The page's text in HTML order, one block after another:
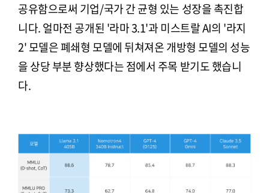
공유함으로써 기업/국가 간 균형 있는 성장을 촉진합
니다. 얼마전 공개된 '라마 3.1'과 미스트랄 AI의 '라지
2' 모델은 폐쇄형 모델에 뒤쳐져온 개방형 모델의 성능
을 상당 부분 향상했다는 점에서 주목 받기도 했습니
다.